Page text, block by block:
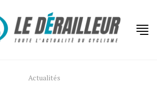
Actualités